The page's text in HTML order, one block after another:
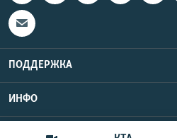
ПОДДЕРЖКА
ИНФО